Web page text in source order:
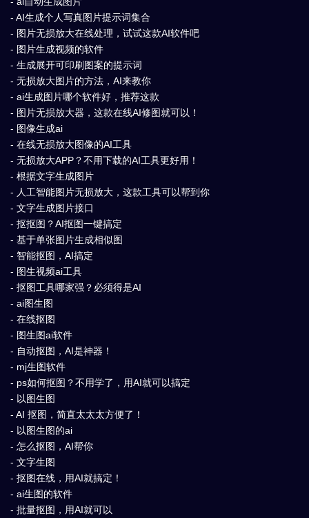
- AI生成个人写真图片提示词集合
- 图片无损放大在线处理，试试这款AI软件吧
- 图片生成视频的软件
- 生成展开可印刷图案的提示词
- 无损放大图片的方法，AI来教你
- ai生成图片哪个软件好，推荐这款
- 图片无损放大器，这款在线AI修图就可以！
- 图像生成ai
- 在线无损放大图像的AI工具
- 无损放大APP？不用下载的AI工具更好用！
- 根据文字生成图片
- 人工智能图片无损放大，这款工具可以帮到你
- 文字生成图片接口
- 抠抠图？AI抠图一键搞定
- 基于单张图片生成相似图
- 智能抠图，AI搞定
- 图生视频ai工具
- 抠图工具哪家强？必须得是AI
- ai图生图
- 在线抠图
- 图生图ai软件
- 自动抠图，AI是神器！
- mj生图软件
- ps如何抠图？不用学了，用AI就可以搞定
- 以图生图
- AI 抠图，简直太太太方便了！
- 以图生图的ai
- 怎么抠图，AI帮你
- 文字生图
- 抠图在线，用AI就搞定！
- ai生图的软件
- 批量抠图，用AI就可以